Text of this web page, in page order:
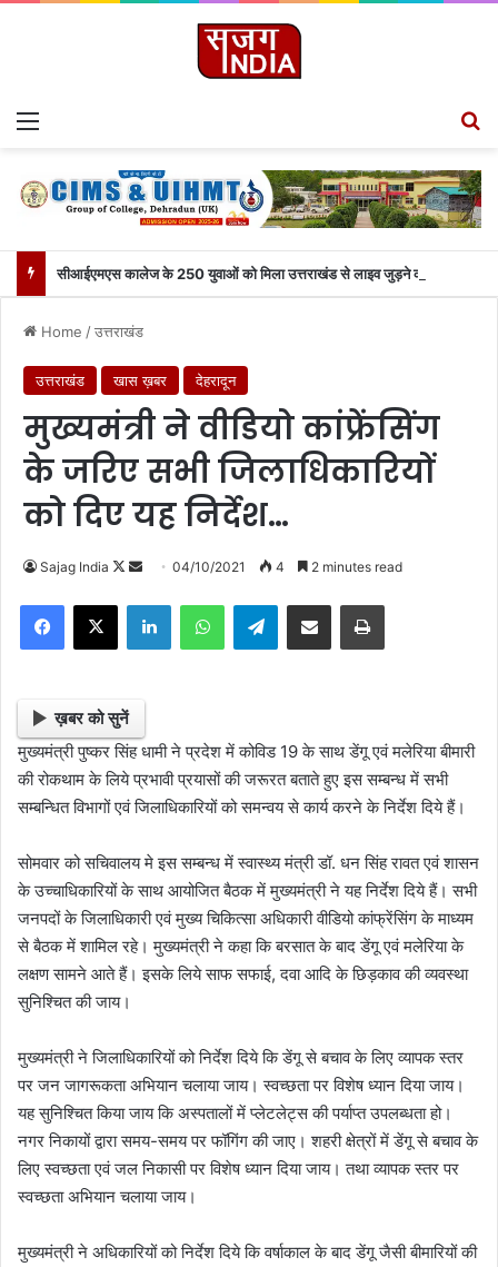
Menu
सीआईएमएस कालेज के 250 युवाओं को मिला उत्तराखंड से लाइव जुड़ने का मौका
Home /उत्तराखंड
उत्तराखंड खास ख़बर देहरादून
मुख्यमंत्री ने वीडियो कांफ्रेंसिंग
के जरिए सभी जिलाधिकारियों
को दिए यह निर्देश…
Sajag India
Follow
Send
email
04/10/2021 4 2 minutes read
Facebook
X LinkedInWhatsAppTelegramShare via Email Print
ख़बर को सुनें
मुख्यमंत्री पुष्कर सिंह धामी ने प्रदेश में कोविड 19 के साथ डेंगू एवं मलेरिया बीमारी
की रोकथाम के लिये प्रभावी प्रयासों की जरूरत बताते हुए इस सम्बन्ध में सभी
सम्बन्धित विभागों एवं जिलाधिकारियों को समन्वय से कार्य करने के निर्देश दिये हैं।
सोमवार को सचिवालय मे इस सम्बन्ध में स्वास्थ्य मंत्री डॉ. धन सिंह रावत एवं शासन
के उच्चाधिकारियों के साथ आयोजित बैठक में मुख्यमंत्री ने यह निर्देश दिये हैं। सभी
जनपदों के जिलाधिकारी एवं मुख्य चिकित्सा अधिकारी वीडियो कांफ्रेंसिंग के माध्यम
से बैठक में शामिल रहे। मुख्यमंत्री ने कहा कि बरसात के बाद डेंगू एवं मलेरिया के
लक्षण सामने आते हैं। इसके लिये साफ सफाई, दवा आदि के छिड़काव की व्यवस्था
सुनिश्चित की जाय।
मुख्यमंत्री ने जिलाधिकारियों को निर्देश दिये कि डेंगू से बचाव के लिए व्यापक स्तर
पर जन जागरूकता अभियान चलाया जाय। स्वच्छता पर विशेष ध्यान दिया जाय।
यह सुनिश्चित किया जाय कि अस्पतालों में प्लेटलेट्स की पर्याप्त उपलब्धता हो।
नगर निकायों द्वारा समय-समय पर फॉगिंग की जाए। शहरी क्षेत्रों में डेंगू से बचाव के
लिए स्वच्छता एवं जल निकासी पर विशेष ध्यान दिया जाय। तथा व्यापक स्तर पर
स्वच्छता अभियान चलाया जाय।
मुख्यमंत्री ने अधिकारियों को निर्देश दिये कि वर्षाकाल के बाद डेंगू जैसी बीमारियों की